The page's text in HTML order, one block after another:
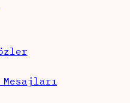
Mesajları